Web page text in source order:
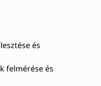
és
felmérése és